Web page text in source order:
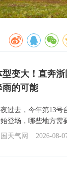
型变大！直奔
雨的可能
过去，今年第13号
登场，哪些地方需
天气网
2026-08-